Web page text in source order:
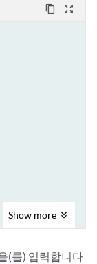
content_copy zoom_out_map
Show more
(를) 입력합니다